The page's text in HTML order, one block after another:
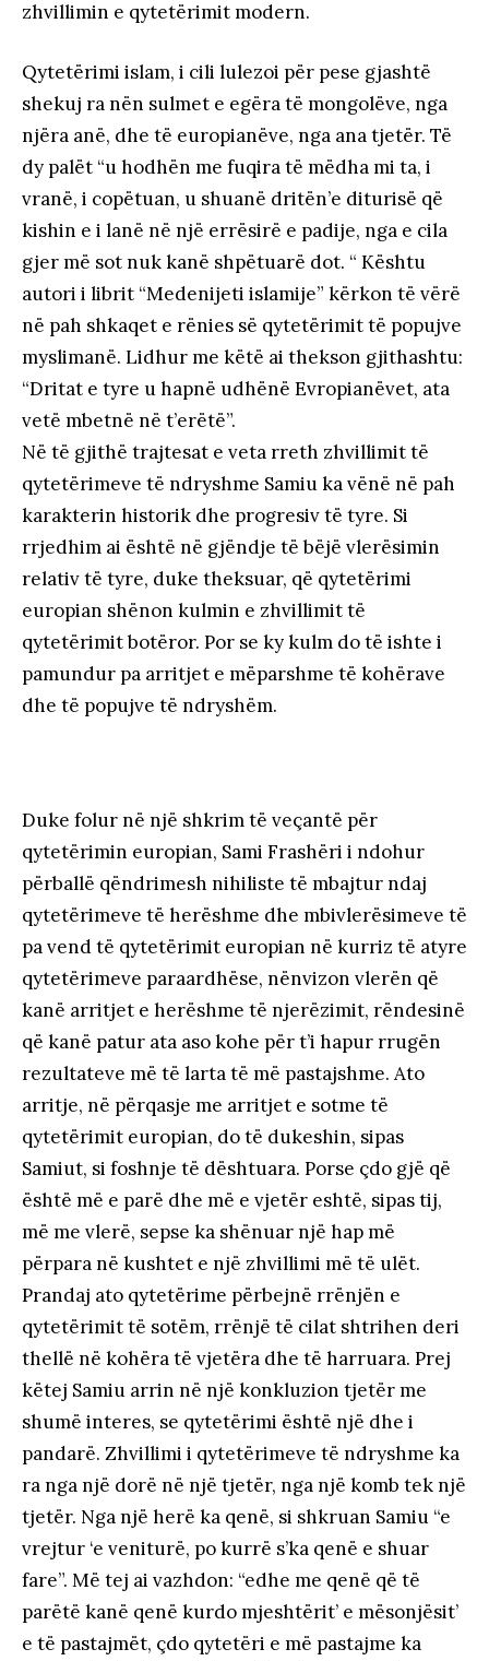
zhvillimin e qytetërimit modern.
Qytetërimi islam, i cili lulezoi për pese gjashtë
shekuj ra nën sulmet e egëra të mongolëve, nga
njëra anë, dhe të europianëve, nga ana tjetër. Të
dy palët “u hodhën me fuqira të mëdha mi ta, i
vranë, i copëtuan, u shuanë dritën’e diturisë që
kishin e i lanë në një errësirë e padije, nga e cila
gjer më sot nuk kanë shpëtuarë dot. “ Kështu
autori i librit “Medenijeti islamije” kërkon të vërë
në pah shkaqet e rënies së qytetërimit të popujve
myslimanë. Lidhur me këtë ai thekson gjithashtu:
“Dritat e tyre u hapnë udhënë Evropianëvet, ata
vetë mbetnë në t’erëtë”.
Në të gjithë trajtesat e veta rreth zhvillimit të
qytetërimeve të ndryshme Samiu ka vënë në pah
karakterin historik dhe progresiv të tyre. Si
rrjedhim ai është në gjëndje të bëjë vlerësimin
relativ të tyre, duke theksuar, që qytetërimi
europian shënon kulmin e zhvillimit të
qytetërimit botëror. Por se ky kulm do të ishte i
pamundur pa arritjet e mëparshme të kohërave
dhe të popujve të ndryshëm.
Duke folur në një shkrim të veçantë për
qytetërimin europian, Sami Frashëri i ndohur
përballë qëndrimesh nihiliste të mbajtur ndaj
qytetërimeve të herëshme dhe mbivlerësimeve të
pa vend të qytetërimit europian në kurriz të atyre
qytetërimeve paraardhëse, nënvizon vlerën që
kanë arritjet e herëshme të njerëzimit, rëndesinë
që kanë patur ata aso kohe për t’i hapur rrugën
rezultateve më të larta të më pastajshme. Ato
arritje, në përqasje me arritjet e sotme të
qytetërimit europian, do të dukeshin, sipas
Samiut, si foshnje të dështuara. Porse çdo gjë që
është më e parë dhe më e vjetër eshtë, sipas tij,
më me vlerë, sepse ka shënuar një hap më
përpara në kushtet e një zhvillimi më të ulët.
Prandaj ato qytetërime përbejnë rrënjën e
qytetërimit të sotëm, rrënjë të cilat shtrihen deri
thellë në kohëra të vjetëra dhe të harruara. Prej
këtej Samiu arrin në një konkluzion tjetër me
shumë interes, se qytetërimi është një dhe i
pandarë. Zhvillimi i qytetërimeve të ndryshme ka
ra nga një dorë në një tjetër, nga një komb tek një
tjetër. Nga një herë ka qenë, si shkruan Samiu “e
vrejtur ‘e veniturë, po kurrë s’ka qenë e shuar
fare”. Më tej ai vazhdon: “edhe me qenë që të
parëtë kanë qenë kurdo mjeshtërit’ e mësonjësit’
e të pastajmët, çdo qytetëri e më pastajme ka